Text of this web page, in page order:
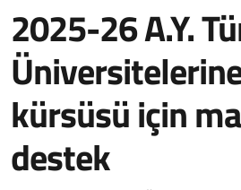
2025-26 A.Y.
kürsüsü için
destek